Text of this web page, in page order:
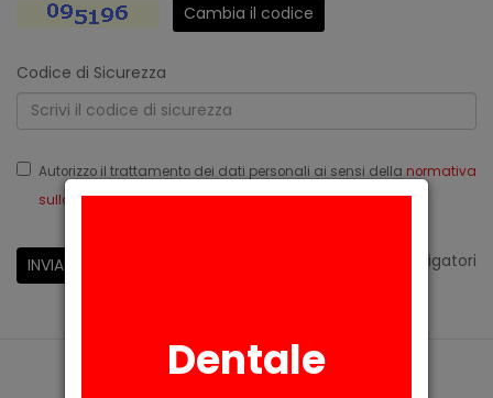
Cambia il codice
Codice di Sicurezza
Autorizzo il trattamento dei dati personali ai sensi della normativa
sulla privacyReg.Ue 679/2016
INVIA campi obbligatori
Dentale